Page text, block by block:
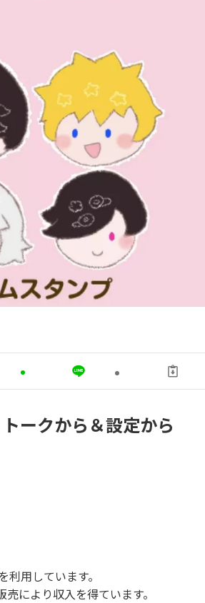
ークから＆設定から
用しています。
により収入を得ています。